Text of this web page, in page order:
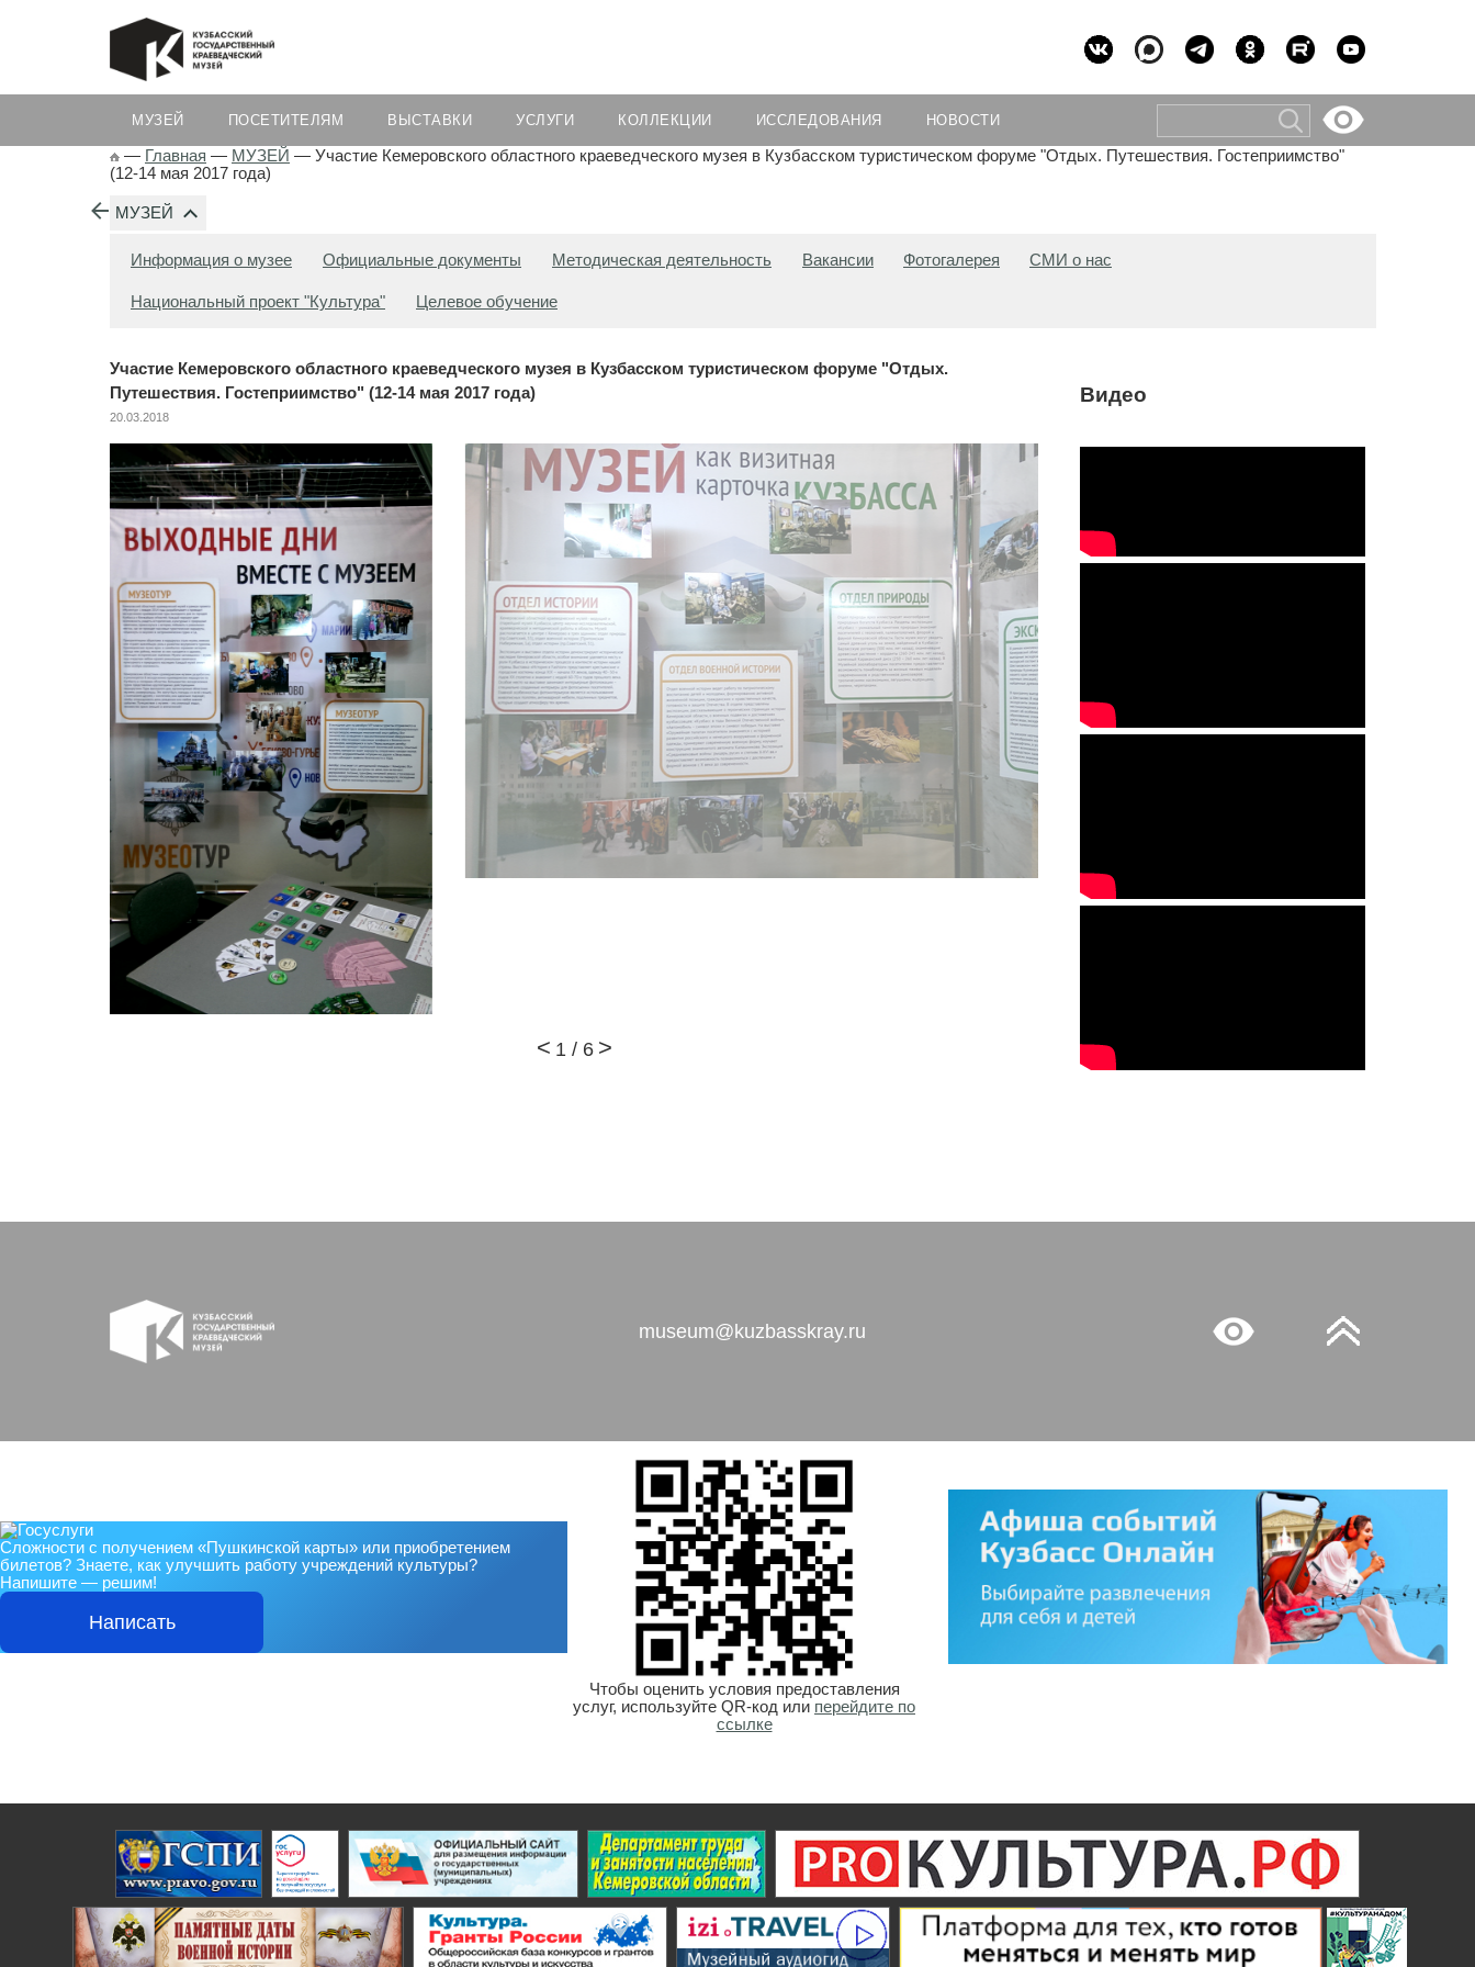
МУЗЕЙ ПОСЕТИТЕЛЯМ ВЫСТАВКИ УСЛУГИ КОЛЛЕКЦИИ ИССЛЕДОВАНИЯ НОВОСТИ
— Главная — МУЗЕЙ — Участие Кемеровского областного краеведческого музея в Кузбасском туристическом форуме "Отдых. Путешествия. Гостеприимство"
(12-14 мая 2017 года)
МУЗЕЙ
Информация о музее Официальные документы Методическая деятельность Вакансии Фотогалерея СМИ о нас
Национальный проект "Культура" Целевое обучение
Участие Кемеровского областного краеведческого музея в Кузбасском туристическом форуме "Отдых.
Путешествия. Гостеприимство" (12-14 мая 2017 года)
20.03.2018
1/ 6
Видео
museum@kuzbasskray.ru
Сложности с получением «Пушкинской карты» или приобретением
билетов? Знаете, как улучшить работу учреждений культуры?
Напишите — решим!
Написать
Чтобы оценить условия предоставления
услуг, используйте QR-код или перейдите по
ссылке